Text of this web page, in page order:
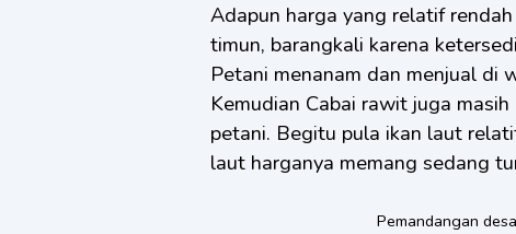
Adapun harga yang relatif
timun, barangkali karena
Petani menanam dan menjual di
Kemudian Cabai rawit juga
petani. Begitu pula ikan laut
laut harganya memang sedang
Pemandangan